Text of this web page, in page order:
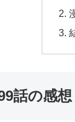
話の感想